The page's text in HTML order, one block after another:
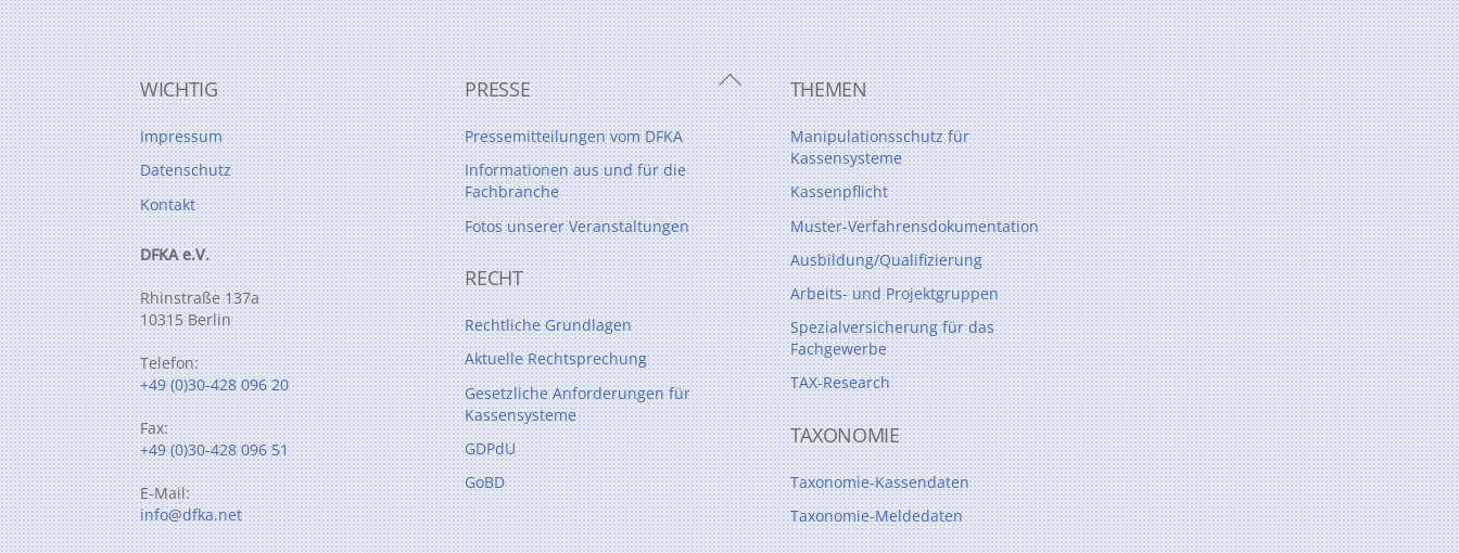
Back
To
Top
WICHTIG
Impressum
Datenschutz
Kontakt
DFKA e.V.
Rhinstraße 137a
10315 Berlin
Telefon:
+49 (0)30-428 096 20
Fax:
+49 (0)30-428 096 51
E-Mail:
info@dfka.net
PRESSE
Pressemitteilungen vom DFKA
Informationen aus und für die
Fachbranche
Fotos unserer Veranstaltungen
RECHT
Rechtliche Grundlagen
Aktuelle Rechtsprechung
Gesetzliche Anforderungen für
Kassensysteme
GDPdU
GoBD
THEMEN
Manipulationsschutz für
Kassensysteme
Kassenpflicht
Muster-Verfahrensdokumentation
Ausbildung/Qualifizierung
Arbeits- und Projektgruppen
Spezialversicherung für das
Fachgewerbe
TAX-Research
TAXONOMIE
Taxonomie-Kassendaten
Taxonomie-Meldedaten